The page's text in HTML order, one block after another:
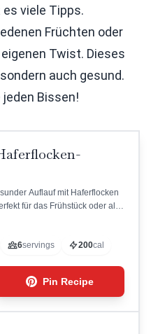
viele Tipps.
Früchten oder
Twist. Dieses
auch gesund.
jeden Bissen!
Auflauf mit Haferflocken
für das Frühstück oder als
6servings 200cal
Pin Recipe